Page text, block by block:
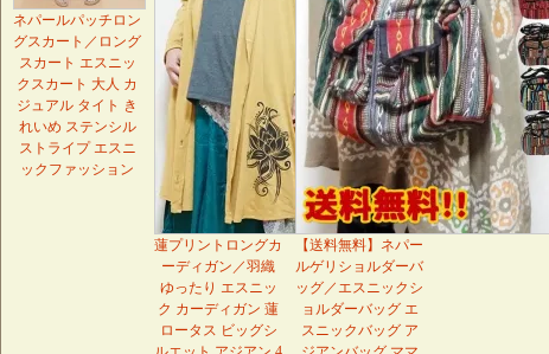
ネパールパッチロン
グスカート／ロング
スカート エスニッ
クスカート 大人 カ
ジュアル タイト き
れいめ ステンシル
ストライプ エスニ
ックファッション
蓮プリントロングカ
ーディガン／羽織
ゆったり エスニッ
ク カーディガン 蓮
ロータス ビッグシ
【送料無料】ネパー
ルゲリショルダーバ
ッグ／エスニックシ
ョルダーバッグ エ
スニックバッグ ア